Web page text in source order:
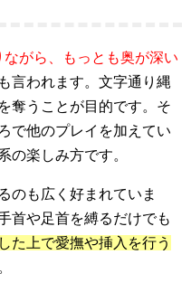
がら、もっとも奥が深い
言われます。文字通り縄
奪うことが目的です。そ
で他のプレイを加えてい
楽しみ方です。
のも広く好まれていま
首や足首を縛るだけでも
た上で愛撫や挿入を行う